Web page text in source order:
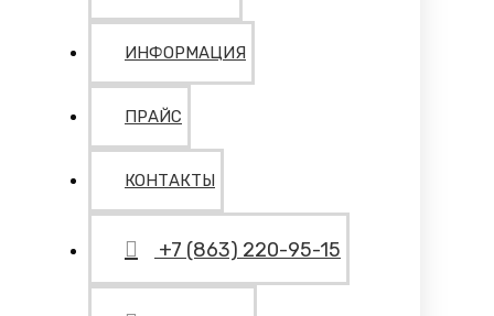
ИНФОРМАЦИЯ
ПРАЙС
КОНТАКТЫ
+7 (863) 220-95-15